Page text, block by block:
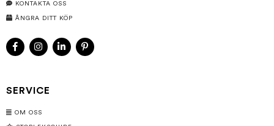
KONTAKTA OSS
ÅNGRA DITT KÖP
SERVICE
OM OSS